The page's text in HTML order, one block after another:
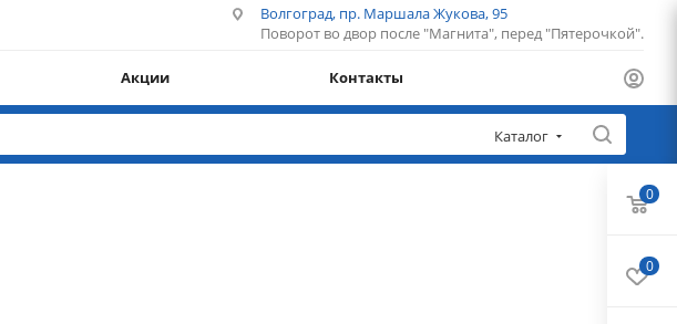
Волгоград, пр. Маршала Жукова, 95
Поворот во двор после "Магнита", перед "Пятерочкой".
Акции Контакты
Каталог
0
0